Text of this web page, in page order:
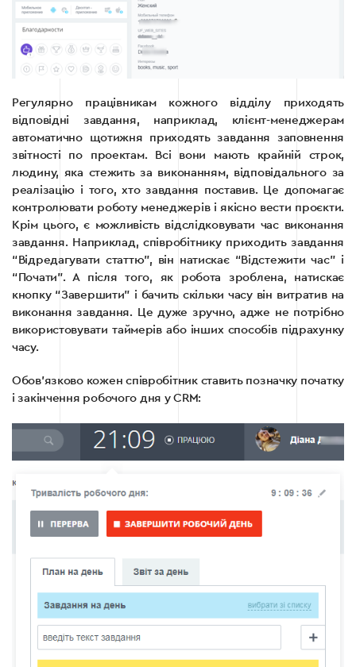
Регулярно працівникам кожного відділу приходять
відповідні завдання, наприклад, клієнт-менеджерам
автоматично щотижня приходять завдання заповнення
звітності по проектам. Всі вони мають крайній строк,
людину, яка стежить за виконанням, відповідального за
реалізацію і того, хто завдання поставив. Це допомагає
контролювати роботу менеджерів і якісно вести проєкти.
Крім цього, є можливість відслідковувати час виконання
завдання. Наприклад, співробітнику приходить завдання
“Відредагувати статтю”, він натискає “Відстежити час” і
“Почати”. А після того, як робота зроблена, натискає
кнопку “Завершити” і бачить скільки часу він витратив на
виконання завдання. Це дуже зручно, адже не потрібно
використовувати таймерів або інших способів підрахунку
часу.
Обов’язково кожен співробітник ставить позначку початку
і закінчення робочого дня у CRM: